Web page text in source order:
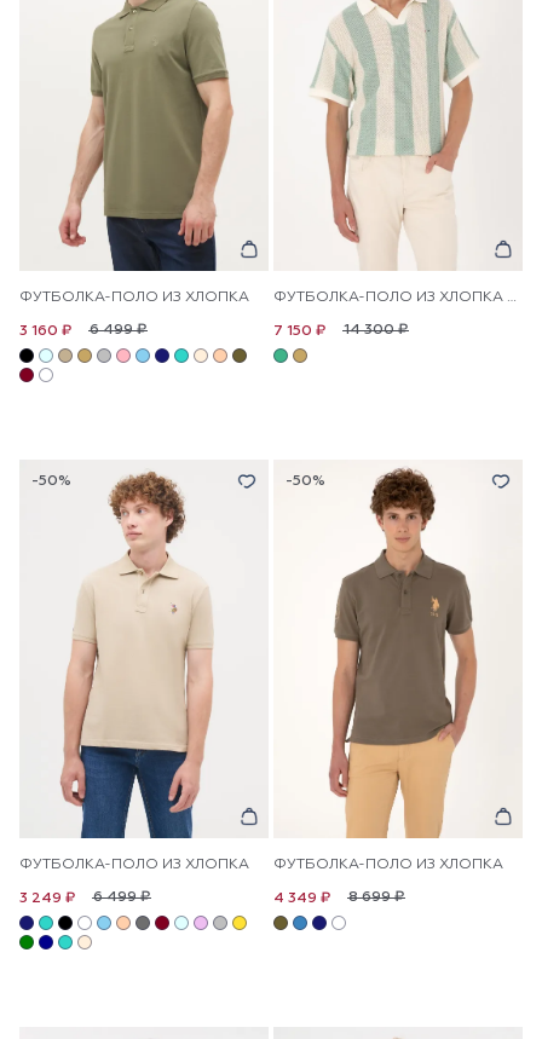
ФУТБОЛКА-ПОЛО ИЗ ХЛОПКА
6 499 ₽
3 160 ₽
ФУТБОЛКА-ПОЛО ИЗ ХЛОПКА В ПОЛОСКУ
14 300 ₽
7 150 ₽
-50%
ФУТБОЛКА-ПОЛО ИЗ ХЛОПКА
6 499 ₽
3 249 ₽
-50%
ФУТБОЛКА-ПОЛО ИЗ ХЛОПКА
8 699 ₽
4 349 ₽